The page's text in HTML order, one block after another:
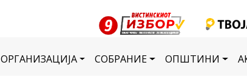
ОРГАНИЗАЦИЈА СОБРАНИЕ ОПШТИНИ